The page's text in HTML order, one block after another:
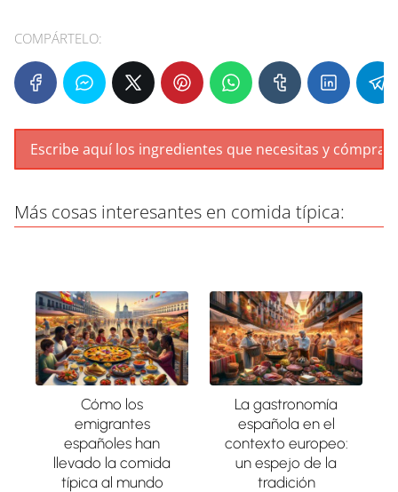
COMPÁRTELO:
Más cosas interesantes en comida típica:
Cómo los
emigrantes
españoles han
llevado la comida
típica al mundo
La gastronomía
española en el
contexto europeo:
un espejo de la
tradición